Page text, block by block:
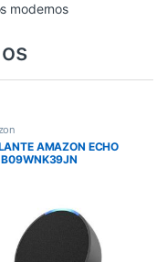
modernos
AMAZON ECHO
B09WNK39JN